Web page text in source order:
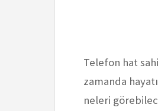
Telefon hat
zamanda
neleri